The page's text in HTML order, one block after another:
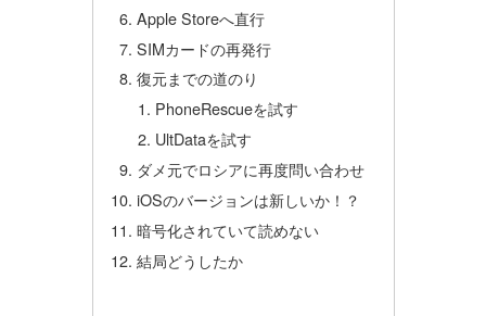
Apple Storeへ直行
SIMカードの再発行
復元までの道のり
PhoneRescueを試す
UltDataを試す
ダメ元でロシアに再度問い合わせ
iOSのバージョンは新しいか！？
暗号化されていて読めない
結局どうしたか